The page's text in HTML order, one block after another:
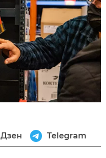
Дзен Telegram